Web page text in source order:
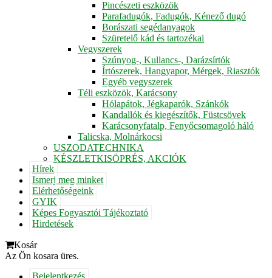
Pincészeti eszközök
Parafadugók, Fadugók, Kénező dugó
Borászati segédanyagok
Szüretelő kád és tartozékai
Vegyszerek
Szúnyog-, Kullancs-, Darázsírtók
Írtószerek, Hangyapor, Mérgek, Riasztók
Egyéb vegyszerek
Téli eszközök, Karácsony
Hólapátok, Jégkaparók, Szánkók
Kandallók és kiegészítők, Füstcsövek
Karácsonyfatalp, Fenyőcsomagoló háló
Talicska, Molnárkocsi
USZODATECHNIKA
KÉSZLETKISÖPRÉS, AKCIÓK
Hírek
Ismerj meg minket
Elérhetőségeink
GYIK
Képes Fogyasztói Tájékoztató
Hirdetések
Kosár
Az Ön kosara üres.